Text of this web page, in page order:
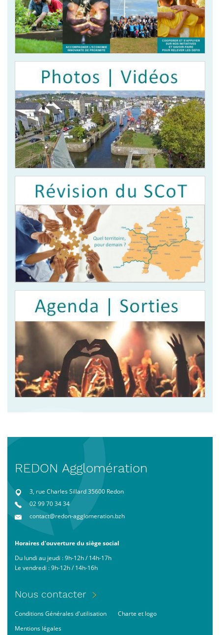
REDON Agglomération
3, rue Charles Sillard 35600 Redon
02 99 70 34 34
contact@redon-agglomeration.bzh
Horaires d'ouverture du siège social
Du lundi au jeudi : 9h-12h / 14h-17h
Le vendredi : 9h-12h / 14h-16h
Menu
de
page
Nous contacter
Footer
bas
Conditions Générales d'utilisation
Charte et logo
Mentions légales